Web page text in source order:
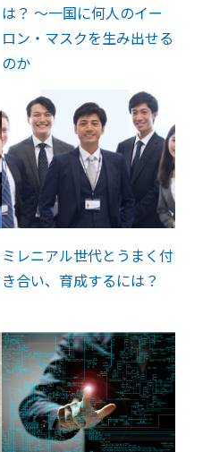
は？ ～一国に何人のイー
ロン・マスクを生み出せる
のか
ミレニアル世代とうまく付
き合い、育成するには？